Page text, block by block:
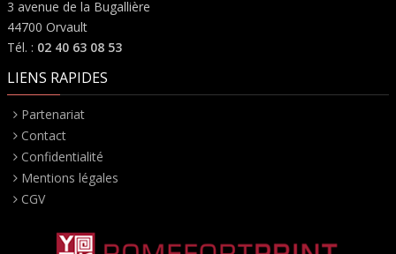
3 avenue de la Bugallière
44700 Orvault
Tél. : 02 40 63 08 53
LIENS RAPIDES
Partenariat
Contact
Confidentialité
Mentions légales
CGV